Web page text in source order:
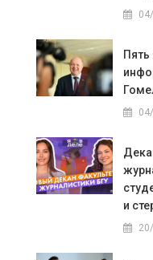
Пять
и